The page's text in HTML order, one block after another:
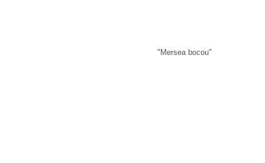
"Mersea bocou"